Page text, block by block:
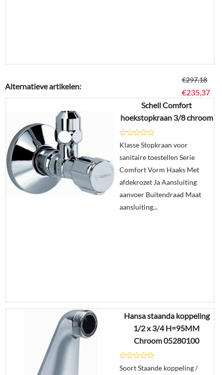
€297,18
€235,37
Details
In
winkelmand
Alternatieve artikelen:
Schell Comfort
hoekstopkraan 3/8 chroom
Klasse Stopkraan voor
sanitaire toestellen Serie
Comfort Vorm Haaks Met
afdekrozet Ja Aansluiting
aanvoer Buitendraad Maat
aansluiting...
€16,56
€13,36
Hansa staanda koppeling
1/2 x 3/4 H=95MM
Chroom 05280100
Soort Staande koppeling /